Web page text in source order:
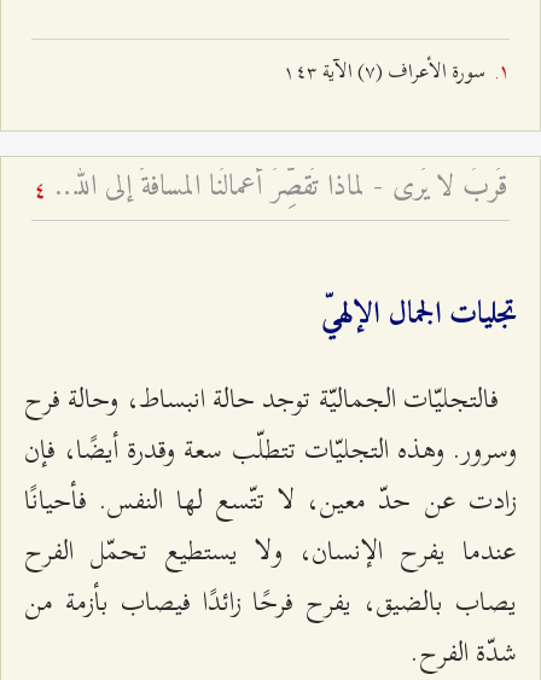
سورة الأعراف (۷) الآية ۱٤٣
قُربٌ لا يُرى - لماذا تُقصِّرُ أعمالُنا المسافةَ إلى الله أو تُطيلها؟ 4
تجليات الجمال الإلهيّ
فالتجليّات الجماليّة توجد حالة انبساط، وحالة فرح
وسرور. وهذه التجليّات تتطلّب سعة وقدرة أيضًا، فإن
زادت عن حدّ معين، لا تتّسع لها النفس. فأحيانًا
عندما يفرح الإنسان، ولا يستطيع تحمّل الفرح
يصاب بالضيق، يفرح فرحًا زائدًا فيصاب بأزمة من
شدّة الفرح.